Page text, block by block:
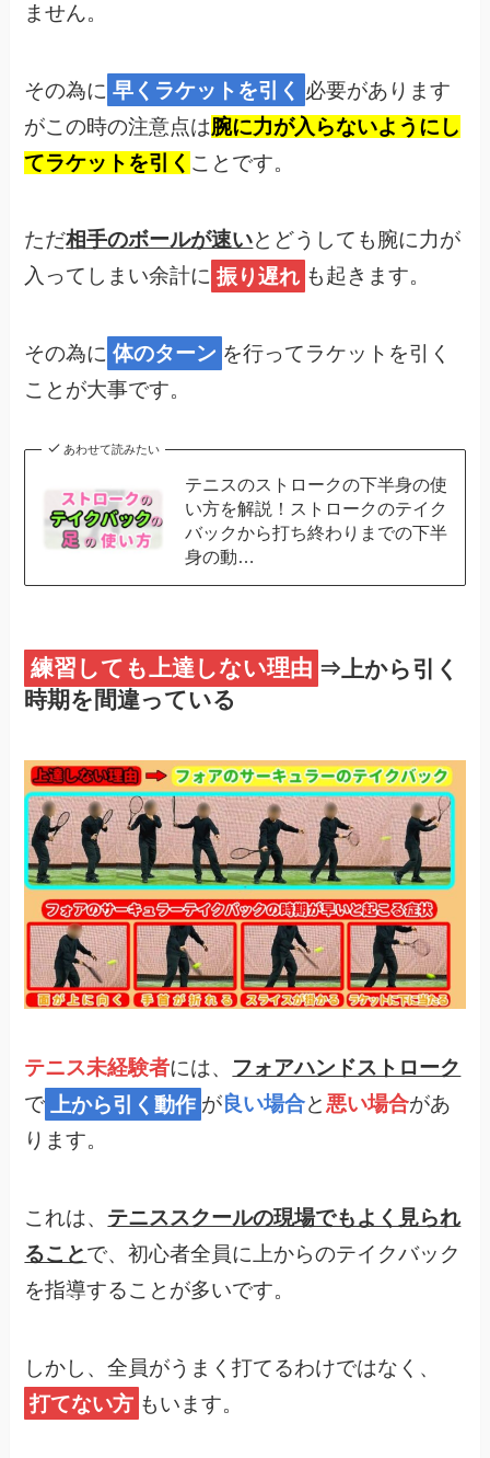
ません。
その為に 早くラケットを引く 必要があります
がこの時の注意点は腕に力が入らないようにし
てラケットを引く ことです。
ただ相手のボールが速いとどうしても腕に力が
入ってしまい余計に 振り遅れ も起きます。
その為に 体のターン を行ってラケットを引く
ことが大事です。
あわせて読みたい
テニスのストロークの下半身の使
い方を解説！ストロークのテイク
バックから打ち終わりまでの下半
身の動…
練習しても上達しない理由 ⇒上から引く
時期を間違っている
テニス未経験者には、 フォアハンドストローク
で 上から引く動作 が良い場合と悪い場合があ
ります。
これは、 テニススクールの現場でもよく見られ
ることで、初心者全員に上からのテイクバック
を指導することが多いです。
しかし、全員がうまく打てるわけではなく、
打てない方 もいます。